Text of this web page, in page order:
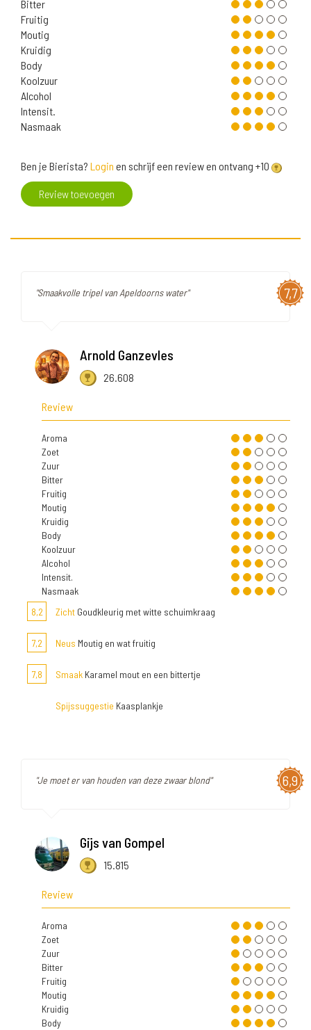
Bitter
Fruitig
Moutig
Kruidig
Body
Koolzuur
Alcohol
Intensit.
Nasmaak
Ben je Bierista? Login en schrijf een review en ontvang +10
Review toevoegen
7,7
"Smaakvolle tripel van Apeldoorns water"
Arnold Ganzevles
26.608
Review
Aroma
Zoet
Zuur
Bitter
Fruitig
Moutig
Kruidig
Body
Koolzuur
Alcohol
Intensit.
Nasmaak
8,2
Zicht Goudkleurig met witte schuimkraag
7,2 Neus Moutig en wat fruitig
7,8 Smaak Karamel mout en een bittertje
Spijssuggestie Kaasplankje
6,9
"Je moet er van houden van deze zwaar blond"
Gijs van Gompel
15.815
Review
Aroma
Zoet
Zuur
Bitter
Fruitig
Moutig
Kruidig
Body